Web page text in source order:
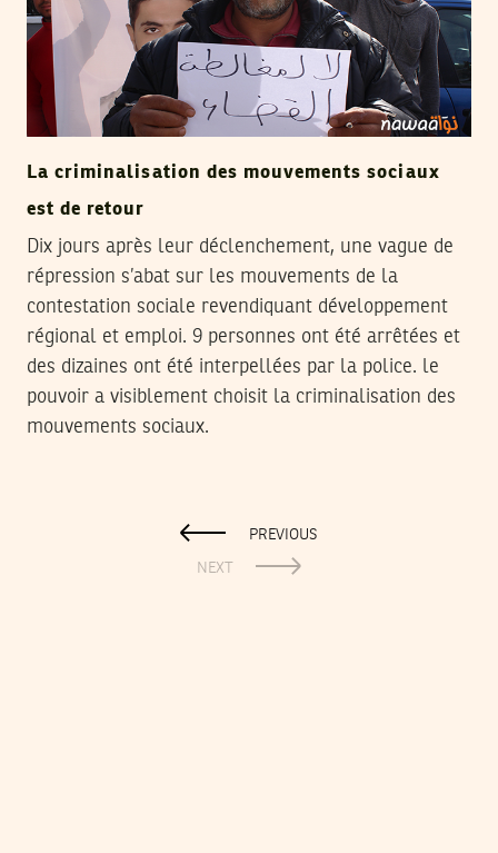
La criminalisation des mouvements sociaux
est de retour
Dix jours après leur déclenchement, une vague de
répression s’abat sur les mouvements de la
contestation sociale revendiquant développement
régional et emploi. 9 personnes ont été arrêtées et
des dizaines ont été interpellées par la police. le
pouvoir a visiblement choisit la criminalisation des
mouvements sociaux.
PREVIOUS
NEXT